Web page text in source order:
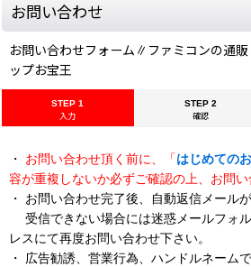
お問い合わせ
お問い合わせフォーム∥ファミコンの通
ップお宝王
STEP 1
入力
STEP 2
確認
・ お問い合わせ頂く前に、「はじめての
容が重複しないか必ずご確認の上、お問い
・ お問い合わせ完了後、自動返信メール
受信できない場合には迷惑メールフォ
レスにて再度お問い合わせ下さい。
・ 広告勧誘、営業行為、ハンドルネーム